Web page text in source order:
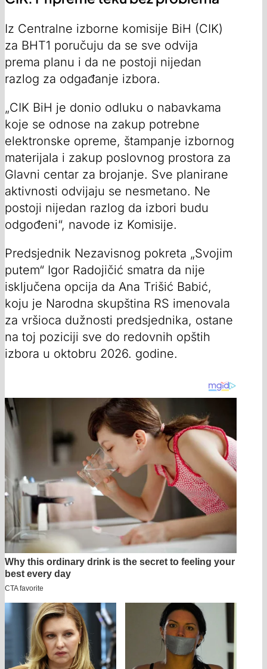
Iz Centralne izborne komisije BiH (CIK)
za BHT1 poručuju da se sve odvija
prema planu i da ne postoji nijedan
razlog za odgađanje izbora.
„CIK BiH je donio odluku o nabavkama
koje se odnose na zakup potrebne
elektronske opreme, štampanje izbornog
materijala i zakup poslovnog prostora za
Glavni centar za brojanje. Sve planirane
aktivnosti odvijaju se nesmetano. Ne
postoji nijedan razlog da izbori budu
odgođeni“, navode iz Komisije.
Predsjednik Nezavisnog pokreta „Svojim
putem“ Igor Radojičić smatra da nije
isključena opcija da Ana Trišić Babić,
koju je Narodna skupština RS imenovala
za vršioca dužnosti predsjednika, ostane
na toj poziciji sve do redovnih opštih
izbora u oktobru 2026. godine.